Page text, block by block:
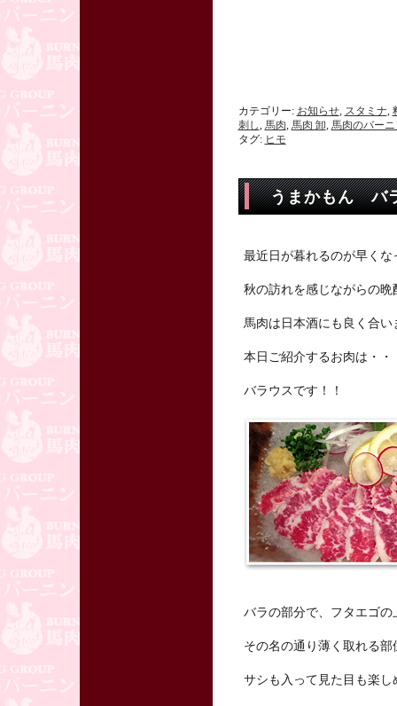
カテゴリー: お知らせ, スタミナ,
刺し, 馬肉, 馬肉 卸, 馬肉のバー
タグ: ヒモ
うまかもん
最近日が暮れるのが早くな
秋の訪れを感じながらの晩
馬肉は日本酒にも良く合い
本日ご紹介するお肉は・・
バラウスです！！
バラの部分で、フタエゴの
その名の通り薄く取れる部
サシも入って見た目も楽し